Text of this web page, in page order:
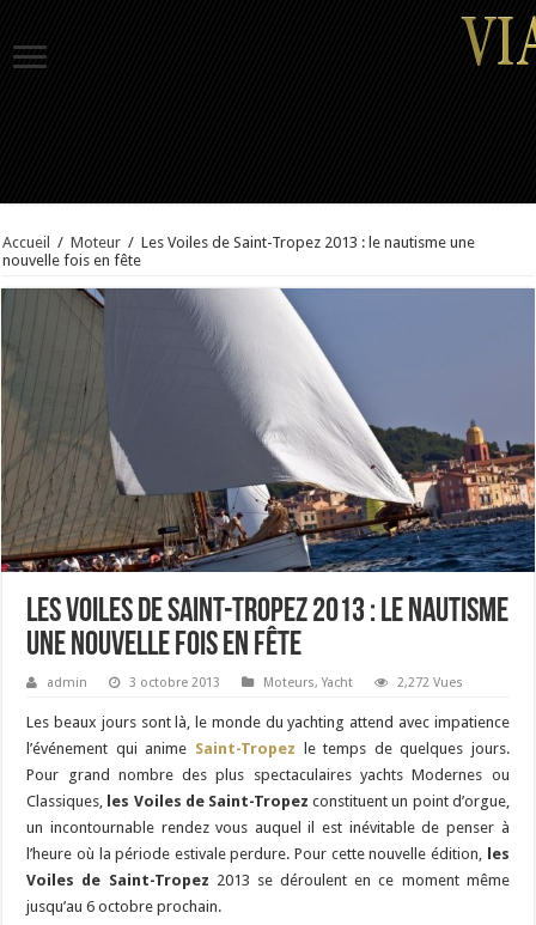
Accueil / Moteur / Les Voiles de Saint-Tropez 2013 : le nautisme une
nouvelle fois en fête
Les Voiles de Saint-Tropez 2013 : le nautisme
une nouvelle fois en fête
admin 3 octobre 2013 Moteurs,Yacht 2,272 Vues
Les beaux jours sont là, le monde du yachting attend avec impatience
l’événement qui anime Saint-Tropez
le temps de quelques jours.
Pour grand nombre des plus spectaculaires yachts Modernes ou
Classiques, les Voiles de Saint-Tropez constituent un point d’orgue,
un incontournable rendez vous auquel il est inévitable de penser à
l’heure où la période estivale perdure. Pour cette nouvelle édition, les
Voiles de Saint-Tropez 2013 se déroulent en ce moment même
jusqu’au 6 octobre prochain.